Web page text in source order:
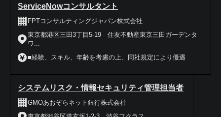
ServiceNowコンサルタント
FPTコンサルティングジャパン株式会社
東京都港区三田3丁目5-19 住友不動産東京三田ガーデンタ
ワ...
■経験、スキル、年齢を考慮の上、同社規定により優遇
システムリスク・情報セキュリティ管理担当者
GMOあおぞらネット銀行株式会社